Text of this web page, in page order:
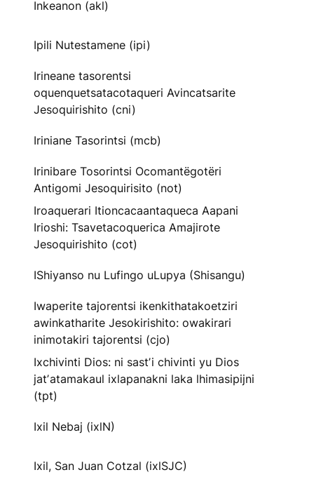
Inkeanon (akl)
Ipili Nutestamene (ipi)
Irineane tasorentsi
oquenquetsatacotaqueri Avincatsarite
Jesoquirishito (cni)
Iriniane Tasorintsi (mcb)
Irinibare Tosorintsi Ocomantëgotëri
Antigomi Jesoquirisito (not)
Iroaquerari Itioncacaantaqueca Aapani
Irioshi: Tsavetacoquerica Amajirote
Jesoquirishito (cot)
IShiyanso nu Lufingo uLupya (Shisangu)
Iwaperite tajorentsi ikenkithatakoetziri
awinkatharite Jesokirishito: owakirari
inimotakiri tajorentsi (cjo)
Ixchivinti Dios: ni sastʼi chivinti yu Dios
jatʼatamakaul ixlapanakni laka lhimasipijni
(tpt)
Ixil Nebaj (ixlN)
Ixil, San Juan Cotzal (ixlSJC)